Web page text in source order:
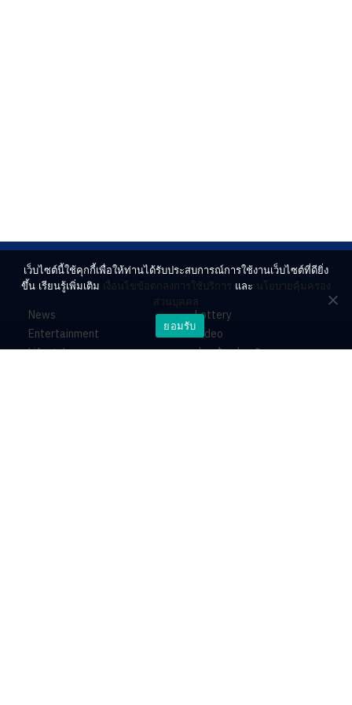
News
Entertainment
Lifestyle
Lottery
Video
ร่วมด้วยช่วยกัน
เว็บไซต์นี้ใช้คุกกี้เพื่อให้ท่านได้รับประสบการณ์การใช้งานเว็บไซต์ที่ดียิ่ง
ขึ้น เรียนรู้เพิ่มเติม เงื่อนไขข้อตกลงการใช้บริการ และ นโยบายคุ้มครอง
ส่วนบุคคล
ยอมรับ